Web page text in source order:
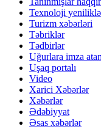
Texnoloji
Turizm xəbərləri
Təbriklər
Tədbirlər
Uğurlara imza
Uşaq portalı
Video
Xarici Xəbərlər
Xəbərlər
Ədəbiyyat
Əsas xəbərlər